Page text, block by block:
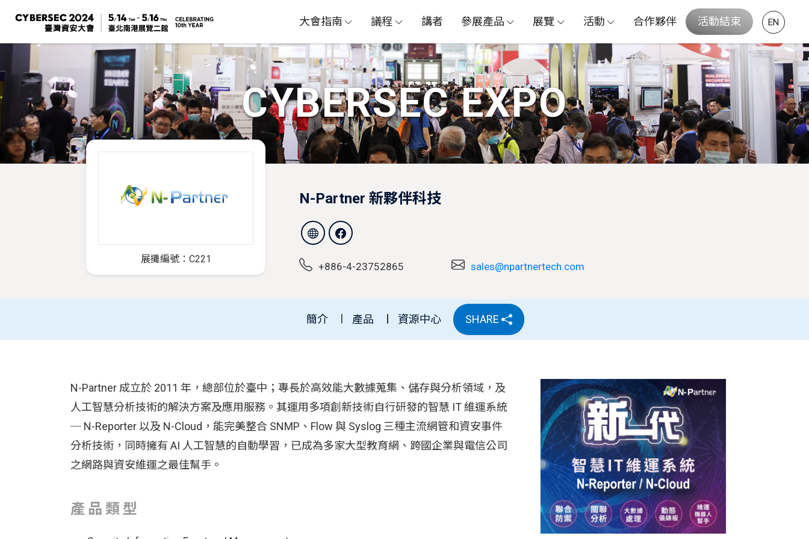
大會指南 議程 講者 參展產品 展覽 活動 合作夥伴 活動結束 EN
CYBERSEC EXPO
展攤編號：C221
N-Partner 新夥伴科技
+886-4-23752865 sales@npartnertech.com
簡介 產品 資源中心 SHARE
N-Partner 成立於 2011 年，總部位於臺中；專長於高效能大數據蒐集、儲存與分析領域，及
人工智慧分析技術的解決方案及應用服務。其運用多項創新技術自行研發的智慧 IT 維運系統
─ N-Reporter 以及 N-Cloud，能完美整合 SNMP、Flow 與 Syslog 三種主流網管和資安事件
分析技術，同時擁有 AI 人工智慧的自動學習，已成為多家大型教育網、跨國企業與電信公司
之網路與資安維運之最佳幫手。
產品類型